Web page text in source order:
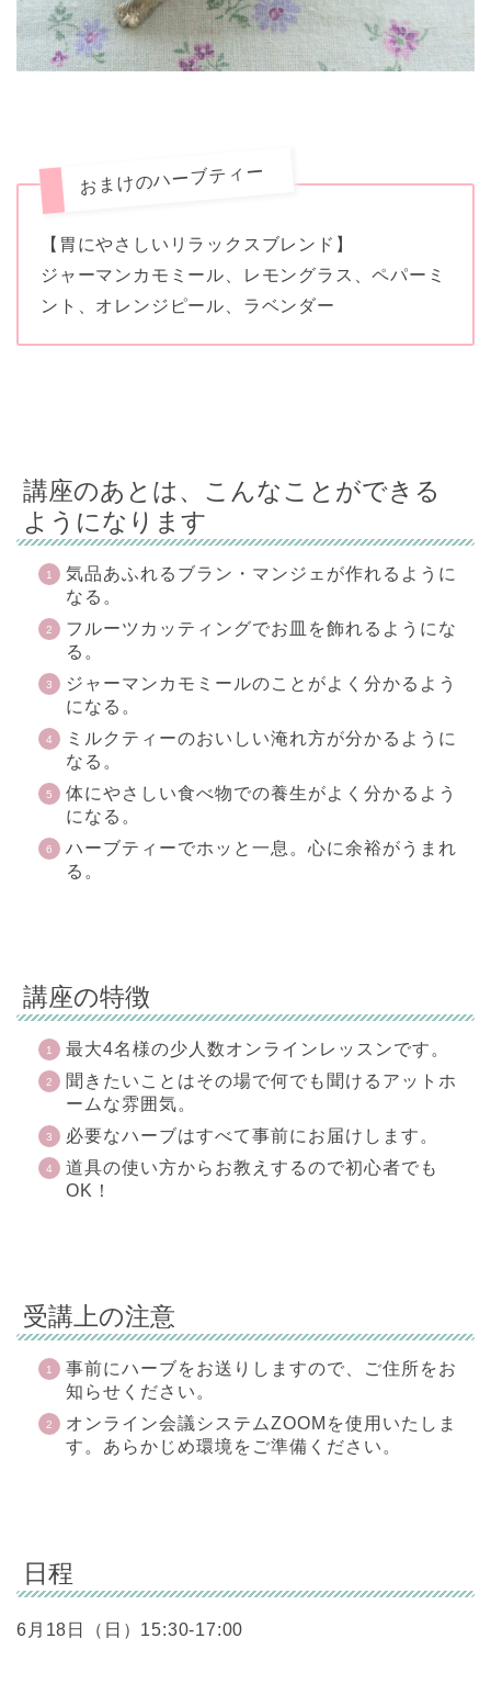
おまけのハーブティー
【胃にやさしいリラックスブレンド】
ジャーマンカモミール、レモングラス、ペパーミ
ント、オレンジピール、ラベンダー
講座のあとは、こんなことができる
ようになります
気品あふれるブラン・マンジェが作れるように
なる。
フルーツカッティングでお皿を飾れるようにな
る。
ジャーマンカモミールのことがよく分かるよう
になる。
ミルクティーのおいしい淹れ方が分かるように
なる。
体にやさしい食べ物での養生がよく分かるよう
になる。
ハーブティーでホッと一息。心に余裕がうまれ
る。
講座の特徴
最大4名様の少人数オンラインレッスンです。
聞きたいことはその場で何でも聞けるアットホ
ームな雰囲気。
必要なハーブはすべて事前にお届けします。
道具の使い方からお教えするので初心者でも
OK！
受講上の注意
事前にハーブをお送りしますので、ご住所をお
知らせください。
オンライン会議システムZOOMを使用いたしま
す。あらかじめ環境をご準備ください。
日程
6月18日（日）15:30-17:00